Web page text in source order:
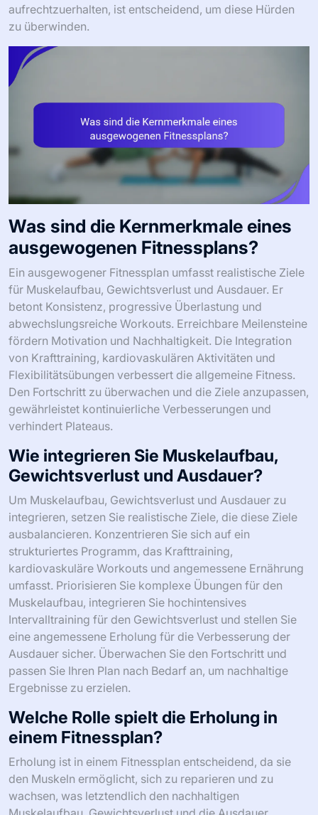
aufrechtzuerhalten, ist entscheidend, um diese Hürden
zu überwinden.
Was sind die Kernmerkmale eines
ausgewogenen Fitnessplans?
Ein ausgewogener Fitnessplan umfasst realistische Ziele
für Muskelaufbau, Gewichtsverlust und Ausdauer. Er
betont Konsistenz, progressive Überlastung und
abwechslungsreiche Workouts. Erreichbare Meilensteine
fördern Motivation und Nachhaltigkeit. Die Integration
von Krafttraining, kardiovaskulären Aktivitäten und
Flexibilitätsübungen verbessert die allgemeine Fitness.
Den Fortschritt zu überwachen und die Ziele anzupassen,
gewährleistet kontinuierliche Verbesserungen und
verhindert Plateaus.
Wie integrieren Sie Muskelaufbau,
Gewichtsverlust und Ausdauer?
Um Muskelaufbau, Gewichtsverlust und Ausdauer zu
integrieren, setzen Sie realistische Ziele, die diese Ziele
ausbalancieren. Konzentrieren Sie sich auf ein
strukturiertes Programm, das Krafttraining,
kardiovaskuläre Workouts und angemessene Ernährung
umfasst. Priorisieren Sie komplexe Übungen für den
Muskelaufbau, integrieren Sie hochintensives
Intervalltraining für den Gewichtsverlust und stellen Sie
eine angemessene Erholung für die Verbesserung der
Ausdauer sicher. Überwachen Sie den Fortschritt und
passen Sie Ihren Plan nach Bedarf an, um nachhaltige
Ergebnisse zu erzielen.
Welche Rolle spielt die Erholung in
einem Fitnessplan?
Erholung ist in einem Fitnessplan entscheidend, da sie
den Muskeln ermöglicht, sich zu reparieren und zu
wachsen, was letztendlich den nachhaltigen